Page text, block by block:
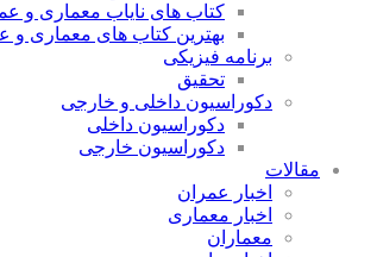
کتاب های نایاب معماری و
بهترین کتاب های معماری و
برنامه فیزیکی
تحقیق
دکوراسیون داخلی و خارجی
دکوراسیون داخلی
دکوراسیون خارجی
مقالات
اخبار عمران
اخبار معماری
معماران